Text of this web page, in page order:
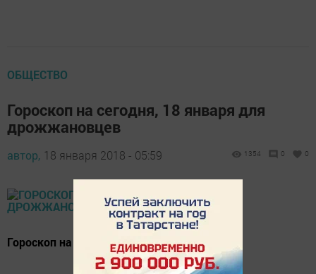
ОБЩЕСТВО
Гороскоп на сегодня, 18 января для
дрожжановцев
автор, 18 января 2018 - 05:59 1354 0 0
Гороскоп на сегодня, 18 января 2018 года/